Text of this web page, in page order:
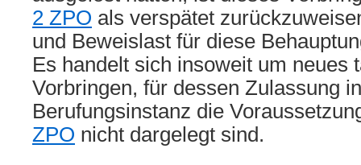
2 ZPO als verspätet
und Beweislast für diese
Es handelt sich insoweit um neues
Vorbringen, für dessen Zulassung
Berufungsinstanz die
ZPO nicht dargelegt sind.